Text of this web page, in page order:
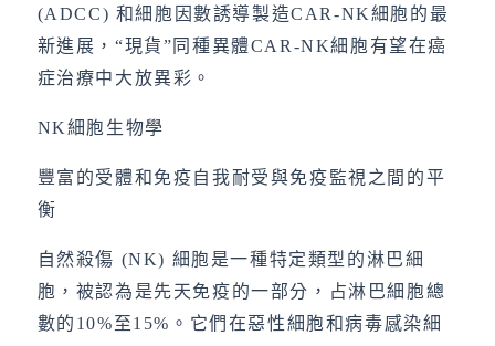
(ADCC) 和細胞因數誘導製造CAR-NK細胞的最
新進展，“現貨”同種異體CAR-NK細胞有望在癌
症治療中大放異彩。
NK細胞生物學
豐富的受體和免疫自我耐受與免疫監視之間的平
衡
自然殺傷 (NK) 細胞是一種特定類型的淋巴細
胞，被認為是先天免疫的一部分，占淋巴細胞總
數的10%至15%。它們在惡性細胞和病毒感染細